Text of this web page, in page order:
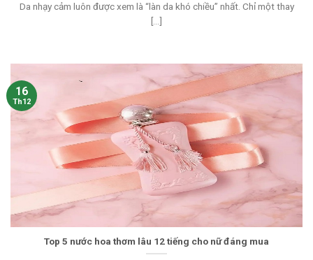
Da nhạy cảm luôn được xem là “làn da khó chiều” nhất. Chỉ một thay
[...]
Top 5 nước hoa thơm lâu 12 tiếng cho nữ đáng mua
16
Th12